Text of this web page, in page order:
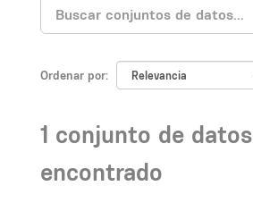
Ordenar por
1 conjunto de datos
encontrado